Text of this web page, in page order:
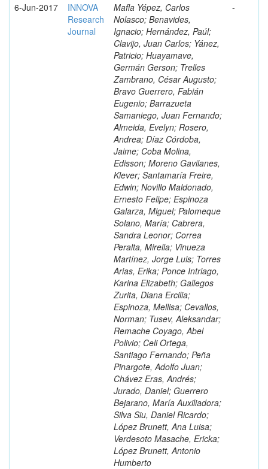
6-Jun-2017
INNOVA
Research
Journal
Mafla Yépez, Carlos
Nolasco; Benavides,
Ignacio; Hernández, Paúl;
Clavijo, Juan Carlos; Yánez,
Patricio; Huayamave,
Germán Gerson; Trelles
Zambrano, César Augusto;
Bravo Guerrero, Fabián
Eugenio; Barrazueta
Samaniego, Juan Fernando;
Almeida, Evelyn; Rosero,
Andrea; Díaz Córdoba,
Jaime; Coba Molina,
Edisson; Moreno Gavilanes,
Klever; Santamaría Freire,
Edwin; Novillo Maldonado,
Ernesto Felipe; Espinoza
Galarza, Miguel; Palomeque
Solano, María; Cabrera,
Sandra Leonor; Correa
Peralta, Mirella; Vinueza
Martínez, Jorge Luis; Torres
Arias, Erika; Ponce Intriago,
Karina Elizabeth; Gallegos
Zurita, Diana Ercilia;
Espinoza, Mellisa; Cevallos,
Norman; Tusev, Aleksandar;
Remache Coyago, Abel
Polivio; Celi Ortega,
Santiago Fernando; Peña
Pinargote, Adolfo Juan;
Chávez Eras, Andrés;
Jurado, Daniel; Guerrero
Bejarano, María Auxiliadora;
Silva Siu, Daniel Ricardo;
López Brunett, Ana Luisa;
Verdesoto Masache, Ericka;
López Brunett, Antonio
Humberto
-